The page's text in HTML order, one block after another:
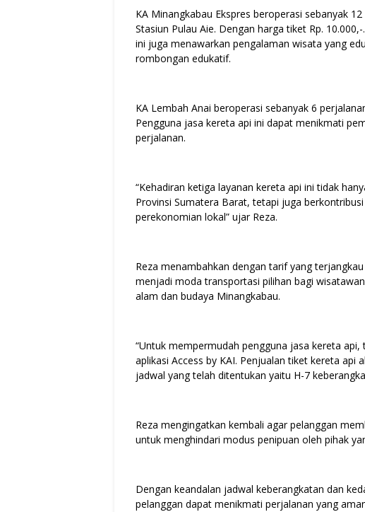
KA Minangkabau Ekspres beroperasi sebanyak
Stasiun Pulau Aie. Dengan harga tiket Rp.
ini juga menawarkan pengalaman wisata yang
rombongan edukatif.
KA Lembah Anai beroperasi sebanyak 6
Pengguna jasa kereta api ini dapat menikmati
perjalanan.
“Kehadiran ketiga layanan kereta api ini tidak
Provinsi Sumatera Barat, tetapi juga
perekonomian lokal” ujar Reza.
Reza menambahkan dengan tarif yang
menjadi moda transportasi pilihan bagi
alam dan budaya Minangkabau.
“Untuk mempermudah pengguna jasa kereta
aplikasi Access by KAI. Penjualan tiket kereta api
jadwal yang telah ditentukan yaitu H-7
Reza mengingatkan kembali agar pelanggan
untuk menghindari modus penipuan oleh pihak
Dengan keandalan jadwal keberangkatan dan
pelanggan dapat menikmati perjalanan yang